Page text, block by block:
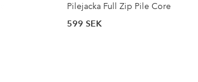
Pilejacka Full Zip Pile Core
599 SEK